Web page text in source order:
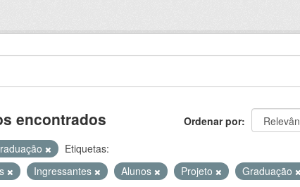
Ordenar por
encontrados
Etiquetas:
Ingressantes Alunos Projeto Graduação